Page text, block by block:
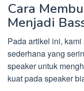
Cara
Menjadi
Pada artikel ini,
sederhana yang
speaker untuk
kuat pada speaker